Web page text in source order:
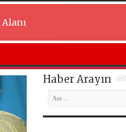
Haber Arayın